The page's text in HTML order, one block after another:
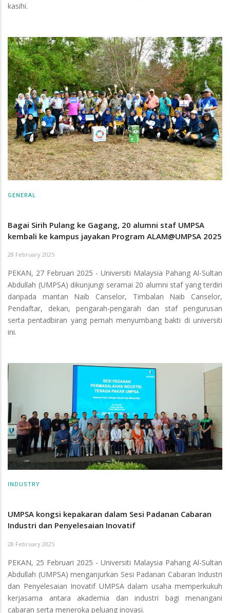
kasihi.
GENERAL
Bagai Sirih Pulang ke Gagang, 20 alumni staf UMPSA
kembali ke kampus jayakan Program ALAM@UMPSA 2025
28 February 2025
PEKAN, 27 Februari 2025 - Universiti Malaysia Pahang Al-Sultan
Abdullah (UMPSA) dikunjungi seramai 20 alumni staf yang terdiri
daripada mantan Naib Canselor, Timbalan Naib Canselor,
Pendaftar, dekan, pengarah-pengarah dan staf pengurusan
serta pentadbiran yang pernah menyumbang bakti di universiti
ini.
INDUSTRY
UMPSA kongsi kepakaran dalam Sesi Padanan Cabaran
Industri dan Penyelesaian Inovatif
28 February 2025
PEKAN, 25 Februari 2025 - Universiti Malaysia Pahang Al-Sultan
Abdullah (UMPSA) menganjurkan Sesi Padanan Cabaran Industri
dan Penyelesaian Inovatif UMPSA dalam usaha memperkukuh
kerjasama antara akademia dan industri bagi menangani
cabaran serta meneroka peluang inovasi.